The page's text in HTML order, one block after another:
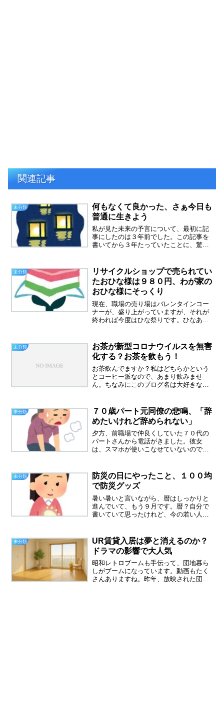
関連記事
未分類
何もなくて良かった、さぁ今日も
普通に生きよう
私が見た未来の予言について、最初に記
事にしたのは３年前でした。この記事を
書いてから３年たっていたことに、驚き
朝、爆睡してましたが、何も起こらず。
目が覚めてから、あー何も起...
未分類
リサイクルショップで売られてい
たおひな様は９８０円、わが家の
おひな様にそっくり
現在、職場の売り場はバレンタインコー
ナーが、盛り上がっていますが、それが
終われば今度はひな祭りです。ひなあら
いっきに春が近づいてくる気がします。
おひな様が、９８０円近所...
未分類
お茶が新型コロナウイルスを無害
化する？お茶を飲もう！
お茶飲んでますか？私はどちらかという
とコーヒー派なので、あまり飲みませ
ん。ちなみにこのブログ名は大好きな
する？！昨日、こんなニュースが流れて
いました。ツイッターでもト...
未分類
７０歳パート元同僚の悲鳴、「辞
めたいけれど辞められない」
夕方、前職場で仲良くしていた７０代の
パートさんから電話がきました。彼女
は、スマホが使いこなせていないので、
僚の悲鳴バスの中で転んで、背中を打っ
たという。少し前まで、...
未分類
防災の日にやったこと、１００均
で防災グッズ
暑い暑いと言いながら、暦はしっかりと
進んでいて、もう９月です。暦？自分で
書いていて思ったけれど、今の若い人た
った気がします。日時は、スマホで確
認、すべてがデジタルです。...
未分類
UR賃貸入居は夢と消えるのか？
ドラマの影響で大人気
昭和レトロブームも手伝って、団地暮ら
しがブームになっています。動画もたく
さんありますね。昨年、放映された団地